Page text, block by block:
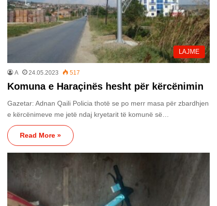
LAJME
A 24.05.2023 517
Komuna e Haraçinës hesht për kërcënimin
Gazetar: Adnan Qaili Policia thotë se po merr masa për zbardhjen
e kërcënimeve me jetë ndaj kryetarit të komunë së…
Read More »